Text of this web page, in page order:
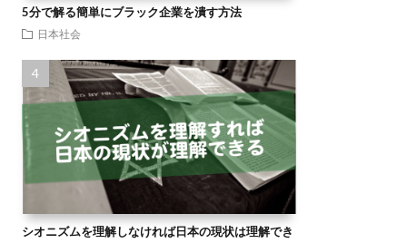
5分で解る簡単にブラック企業を潰す方法
日本社会
シオニズムを理解しなければ日本の現状は理解でき